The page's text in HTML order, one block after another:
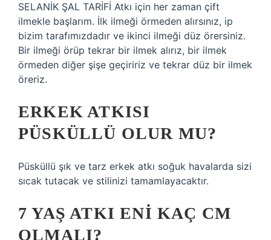
SELANİK ŞAL TARİFİ Atkı için her zaman çift
ilmekle başlarım. İlk ilmeği örmeden alırsınız, ip
bizim tarafımızdadır ve ikinci ilmeği düz örersiniz.
Bir ilmeği örüp tekrar bir ilmek alırız, bir ilmek
örmeden diğer şişe geçiririz ve tekrar düz bir ilmek
öreriz.
ERKEK ATKISI
PÜSKÜLLÜ OLUR MU?
Püsküllü şık ve tarz erkek atkı soğuk havalarda sizi
sıcak tutacak ve stilinizi tamamlayacaktır.
7 YAŞ ATKI ENI KAÇ CM
OLMALI?